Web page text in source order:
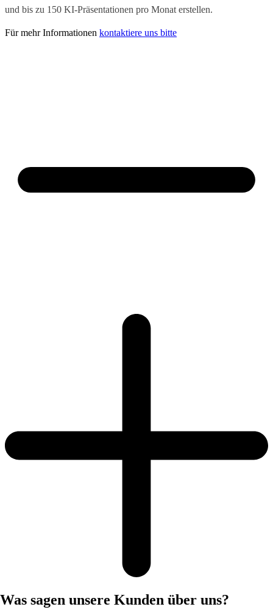
und bis zu 150 KI-Präsentationen pro Monat erstellen.
Für mehr Informationen kontaktiere uns bitte
Was sagen unsere Kunden über uns?